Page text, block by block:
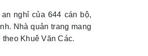
nghỉ của 644 cán bộ,
Nhà quản trang mang
Khuê Văn Các.